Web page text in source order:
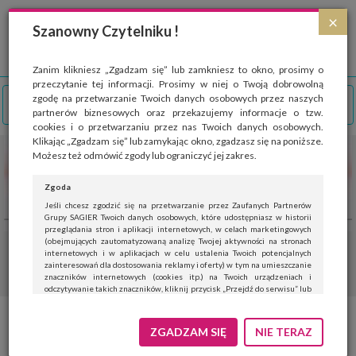
×
Szanowny Czytelniku !
Zanim klikniesz „Zgadzam się” lub zamkniesz to okno, prosimy o
przeczytanie tej informacji. Prosimy w niej o Twoją dobrowolną
zgodę na przetwarzanie Twoich danych osobowych przez naszych
partnerów biznesowych oraz przekazujemy informacje o tzw.
cookies i o przetwarzaniu przez nas Twoich danych osobowych.
Klikając „Zgadzam się” lub zamykając okno, zgadzasz się na poniższe.
Możesz też odmówić zgody lub ograniczyć jej zakres.
Zgoda
Jeśli chcesz zgodzić się na przetwarzanie przez Zaufanych Partnerów
Grupy SAGIER Twoich danych osobowych, które udostępniasz w historii
przeglądania stron i aplikacji internetowych, w celach marketingowych
(obejmujących zautomatyzowaną analizę Twojej aktywności na stronach
internetowych i w aplikacjach w celu ustalenia Twoich potencjalnych
zainteresowań dla dostosowania reklamy i oferty) w tym na umieszczanie
znaczników internetowych (cookies itp.) na Twoich urządzeniach i
odczytywanie takich znaczników, kliknij przycisk „Przejdź do serwisu” lub
Jeśli nie chcesz wyrazić zgody, kliknij „Nie teraz”.
Wyrażenie zgody jest dobrowolne. Możesz edytować zakres zgody, w tym
ZGADZAM SIĘ NIE TERAZ
Strona wykorzystuje pliki cookies, które służą głównie do celów statystycznych.
Wyrażając zgodę na używanie 'cookies', zezwalasz na zapisanie ich w pamięci
przeglądarki. Przejdź do
polityki cookies